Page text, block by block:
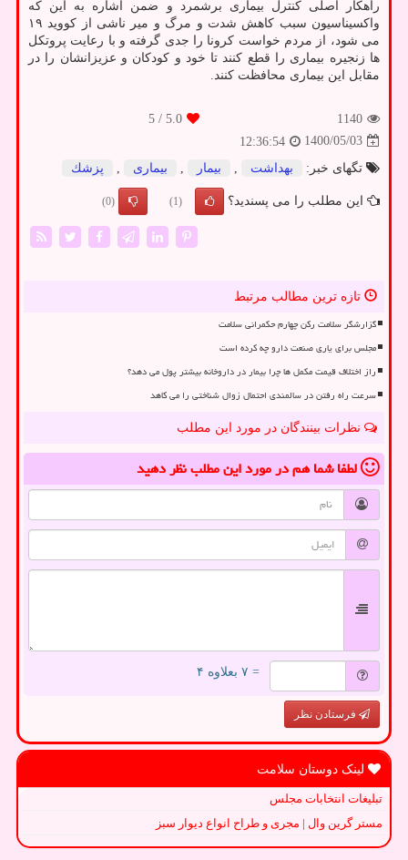
راهکار اصلی کنترل بیماری برشمرد و ضمن اشاره به این که
واکسیناسیون سبب کاهش شدت و مرگ و میر ناشی از کووید ۱۹
می شود، از مردم خواست کرونا را جدی گرفته و با رعایت پروتکل
ها زنجیره بیماری را قطع کنند تا خود و کودکان و عزیزانشان را در
مقابل این بیماری محافظت کنند.
1140
5.0
/ 5
1400/05/03
12:36:54
تگهای خبر:
بهداشت بیمار بیماری پزشك
این مطلب را می پسندید؟ (1)
(0)
تازه ترین مطالب مرتبط
گزارشگر سلامت رکن چهارم حکمرانی سلامت
مجلس برای یاری صنعت دارو چه کرده است
راز اختلاف قیمت مکمل ها چرا بیمار در داروخانه بیشتر پول می دهد؟
سرعت راه رفتن در سالمندی احتمال زوال شناختی را می کاهد
نظرات بینندگان در مورد این مطلب
لطفا شما همدر مورد این مطلبنظر دهید
= ۷ بعلاوه ۴
فرستادن نظر
لینک دوستان سلامت
تبلیغات انتخابات مجلس
مستر گرین وال | مجری و طراح انواع دیوار سبز